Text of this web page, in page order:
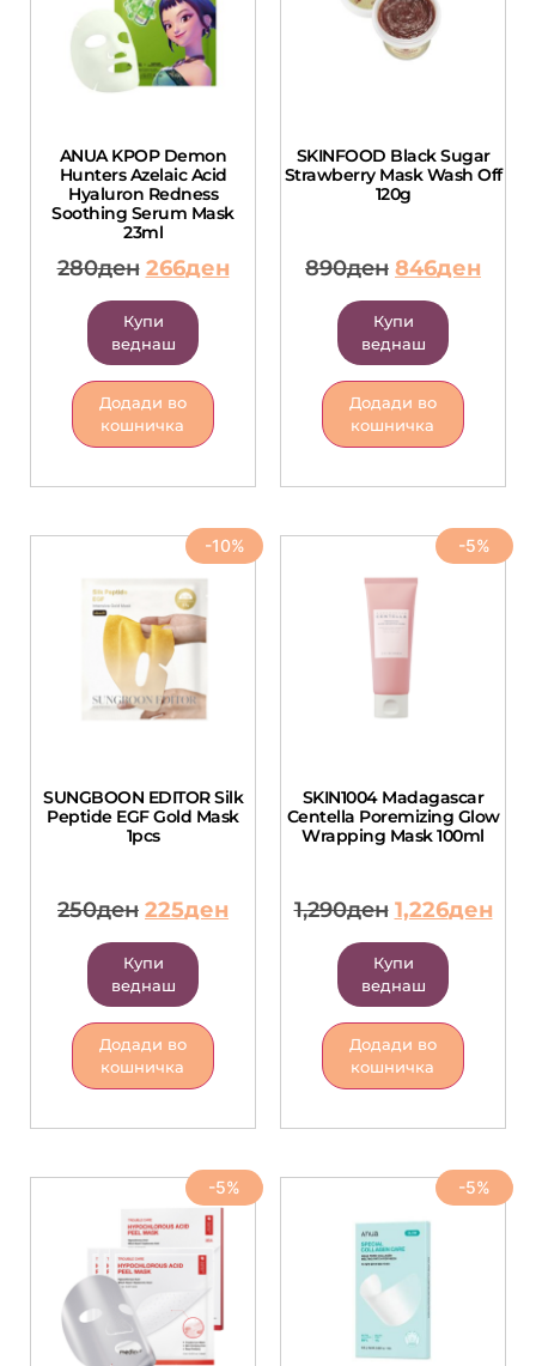
ANUA KPOP Demon
Hunters Azelaic Acid
Hyaluron Redness
Soothing Serum Mask
23ml
280ден 266ден
Купи
веднаш
Додади во
кошничка
SKINFOOD Black Sugar
Strawberry Mask Wash Off
120g
890ден 846ден
Купи
веднаш
Додади во
кошничка
-10%
SUNGBOON EDITOR Silk
Peptide EGF Gold Mask
1pcs
250ден 225ден
Купи
веднаш
Додади во
кошничка
-5%
SKIN1004 Madagascar
Centella Poremizing Glow
Wrapping Mask 100ml
1,290ден 1,226ден
Купи
веднаш
Додади во
кошничка
-5% -5%